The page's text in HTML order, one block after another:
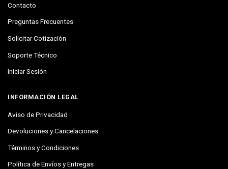
Contacto
Preguntas Frecuentes
Solicitar Cotización
Soporte Técnico
Iniciar Sesión
INFORMACIÓN LEGAL
Aviso de Privacidad
Devoluciones y Cancelaciones
Términos y Condiciones
Política de Envíos y Entregas